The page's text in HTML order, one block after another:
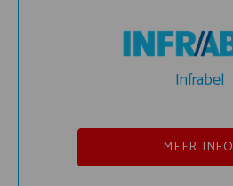
Infrabel
MEER INFO